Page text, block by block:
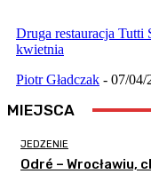
Druga restauracja Tutti
kwietnia
Piotr Gładczak - 07/04/
MIEJSCA
JEDZENIE
Odré – Wrocławiu,